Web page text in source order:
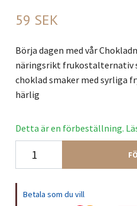
59 SEK
Börja dagen med vår
näringsrikt frukostalternativ
choklad smaker med syrliga
härlig
Detta är en förbeställning.
Betala som du vill